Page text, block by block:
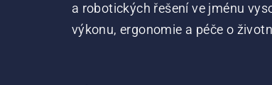
a robotických řešení ve jménu
výkonu, ergonomie a péče o